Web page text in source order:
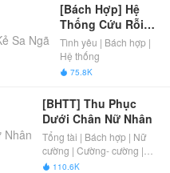
[Bách Hợp] Hệ
Thống Cứu Rỗi
Kẻ Sa Ngã
Tình yêu | Bách hợp |
Hệ thống
 75.8K
[BHTT] Thu Phục
Dưới Chân Nữ Nhân
Tổng tài | Bách hợp | Nữ
cường | Cường- cường |
Cường thủ hào đoạt |
 110.6K